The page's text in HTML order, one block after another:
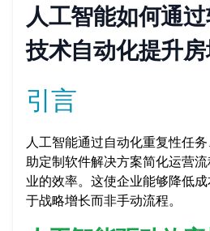
人工智能如何通
技术自动化提升
引言
人工智能通过自动化重复性任
助定制软件解决方案简化运营
业的效率。这使企业能够降低
于战略增长而非手动流程。